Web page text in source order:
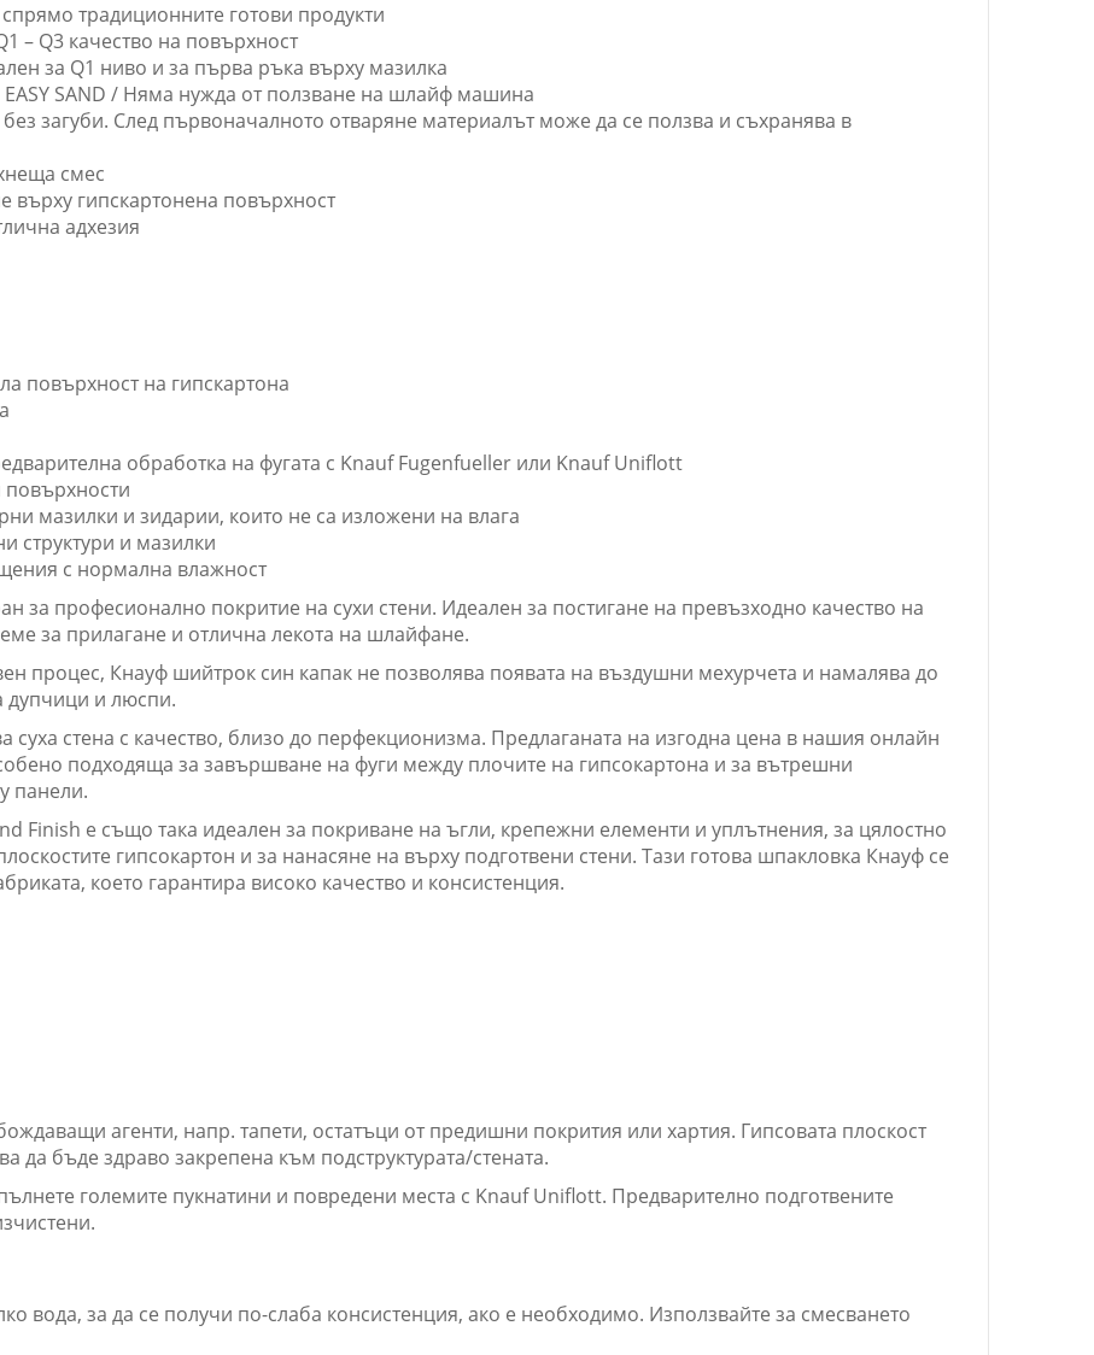
традиционните готови продукти
– Q3 качество на повърхност
за Q1 ниво и за първа ръка върху мазилка
SAND / Няма нужда от ползване на шлайф машина
загуби. След първоначалното отваряне материалът може да се ползва и съхранява в
смес
върху гипскартонена повърхност
адхезия
повърхност на гипскартона
обработка на фугата с Knauf Fugenfueller или Knauf Uniflott
мазилки и зидарии, които не са изложени на влага
структури и мазилки
с нормална влажност
за професионално покритие на сухи стени. Идеален за постигане на превъзходно качество на
за прилагане и отлична лекота на шлайфане.
процес, Кнауф шийтрок син капак не позволява появата на въздушни мехурчета и намалява до
дупчици и люспи.
суха стена с качество, близо до перфекционизма. Предлаганата на изгодна цена в нашия онлайн
подходяща за завършване на фуги между плочите на гипсокартона и за вътрешни
панели.
Finish е също така идеален за покриване на ъгли, крепежни елементи и уплътнения, за цялостно
гипсокартон и за нанасяне на върху подготвени стени. Тази готова шпакловка Кнауф се
което гарантира високо качество и консистенция.
агенти, напр. тапети, остатъци от предишни покрития или хартия. Гипсовата плоскост
да бъде здраво закрепена към подструктурата/стената.
големите пукнатини и повредени места с Knauf Uniflott. Предварително подготвените
вода, за да се получи по-слаба консистенция, ако е необходимо. Използвайте за смесването